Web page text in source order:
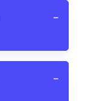
−
−